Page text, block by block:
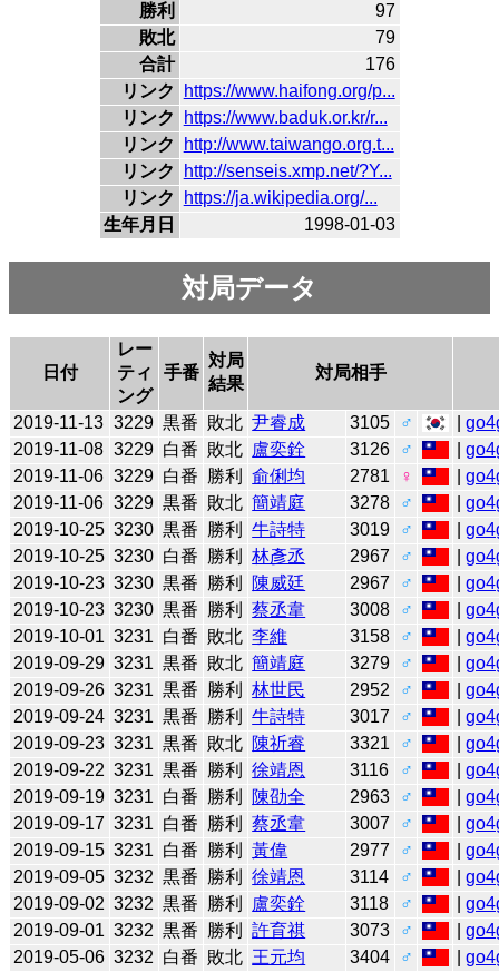
勝利
97
敗北
79
合計
176
リンク
https://www.haifong.org/p...
リンク
https://www.baduk.or.kr/r...
リンク
http://www.taiwango.org.t...
リンク
http://senseis.xmp.net/?Y...
リンク
https://ja.wikipedia.org/...
生年月日
1998-01-03
対局データ
日付
レー
ティ
ング
手番
対局
結果
対局相手
2019-11-13 3229 黒番 敗北 尹睿成 3105 ♂ |
2019-11-08 3229 白番 敗北 盧奕銓 3126 ♂ |
2019-11-06 3229 白番 勝利 俞俐均 2781 ♀ |
2019-11-06 3229 黒番 敗北 簡靖庭 3278 ♂ |
2019-10-25 3230 黒番 勝利 牛詩特 3019 ♂ |
2019-10-25 3230 白番 勝利 林彥丞 2967 ♂ |
2019-10-23 3230 黒番 勝利 陳威廷 2967 ♂ |
2019-10-23 3230 黒番 勝利 蔡丞韋 3008 ♂ |
2019-10-01 3231 白番 敗北 李維 3158 ♂ |
2019-09-29 3231 黒番 敗北 簡靖庭 3279 ♂ |
2019-09-26 3231 黒番 勝利 林世民 2952 ♂ |
2019-09-24 3231 黒番 勝利 牛詩特 3017 ♂ |
2019-09-23 3231 黒番 敗北 陳祈睿 3321 ♂ |
2019-09-22 3231 黒番 勝利 徐靖恩 3116 ♂ |
2019-09-19 3231 白番 勝利 陳劭全 2963 ♂ |
2019-09-17 3231 白番 勝利 蔡丞韋 3007 ♂ |
2019-09-15 3231 白番 勝利 黃偉 2977 ♂ |
2019-09-05 3232 黒番 勝利 徐靖恩 3114 ♂ |
2019-09-02 3232 黒番 勝利 盧奕銓 3118 ♂ |
2019-09-01 3232 黒番 勝利 許育祺 3073 ♂ |
2019-05-06 3232 白番 敗北 王元均 3404 ♂ |